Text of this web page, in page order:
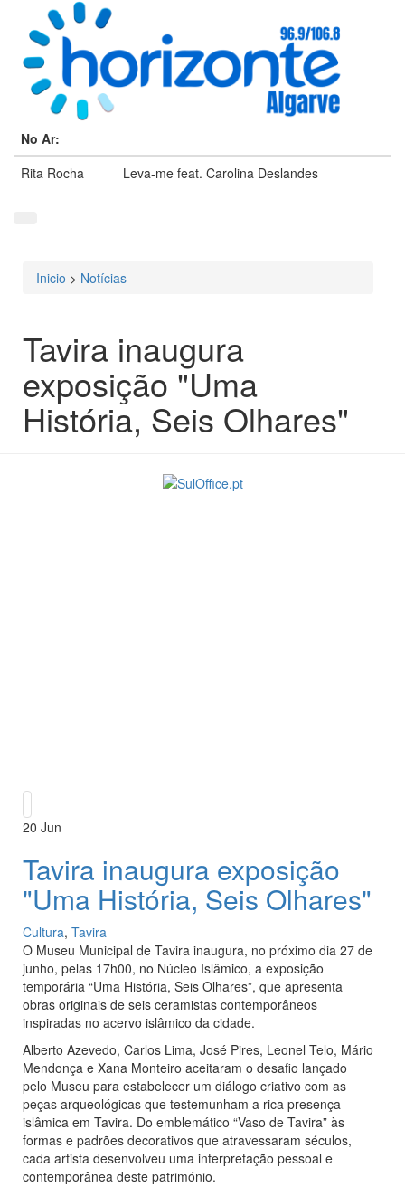
No Ar:
Rita Rocha
Leva-me feat. Carolina Deslandes
Está aqui
Inicio > Notícias
Tavira inaugura
exposição "Uma
História, Seis Olhares"
20 Jun
Tavira inaugura exposição
"Uma História, Seis Olhares"
Cultura, Tavira
O Museu Municipal de Tavira inaugura, no próximo dia 27 de
junho, pelas 17h00, no Núcleo Islâmico, a exposição
temporária “Uma História, Seis Olhares”, que apresenta
obras originais de seis ceramistas contemporâneos
inspiradas no acervo islâmico da cidade.
Alberto Azevedo, Carlos Lima, José Pires, Leonel Telo, Mário
Mendonça e Xana Monteiro aceitaram o desafio lançado
pelo Museu para estabelecer um diálogo criativo com as
peças arqueológicas que testemunham a rica presença
islâmica em Tavira. Do emblemático “Vaso de Tavira” às
formas e padrões decorativos que atravessaram séculos,
cada artista desenvolveu uma interpretação pessoal e
contemporânea deste património.